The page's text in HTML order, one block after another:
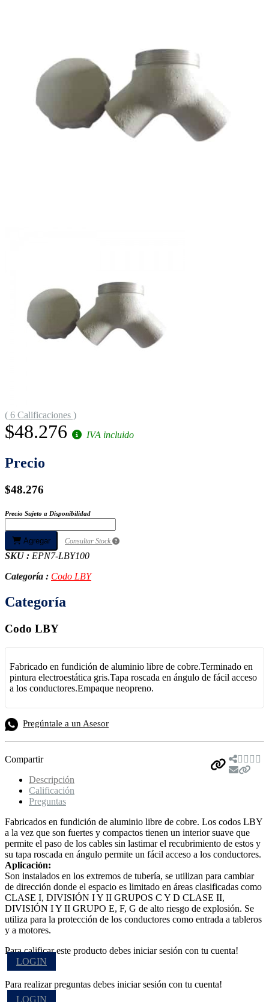
( 6 Calificaciones )
$48.276 IVA incluido
Precio
$48.276
Precio Sujeto a Disponibilidad
Agregar Consultar Stock
SKU : EPN7-LBY100
Categoría : Codo LBY
Categoría
Codo LBY
Fabricado en fundición de aluminio libre de cobre.Terminado en
pintura electroestática gris.Tapa roscada en ángulo de fácil acceso
a los conductores.Empaque neopreno.
Pregúntale a un Asesor
Compartir
Descripción
Calificación
Preguntas
Fabricados en fundición de aluminio libre de cobre. Los codos LBY
a la vez que son fuertes y compactos tienen un interior suave que
permite el paso de los cables sin lastimar el recubrimiento de estos y
su tapa roscada en ángulo permite un fácil acceso a los conductores.
Aplicación:
Son instalados en los extremos de tubería, se utilizan para cambiar
de dirección donde el espacio es limitado en áreas clasificadas como
CLASE I, DIVISIÓN I Y II GRUPOS C Y D CLASE II,
DIVISIÓN I Y II GRUPO E, F, G de alto riesgo de explosión. Se
utiliza para la protección de los conductores como entrada a tableros
y a motores.
Para calificar este producto debes iniciar sesión con tu cuenta!
LOGIN
Para realizar preguntas debes iniciar sesión con tu cuenta!
LOGIN